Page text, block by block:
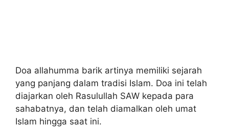
Doa allahumma barik artinya memiliki sejarah
yang panjang dalam tradisi Islam. Doa ini telah
diajarkan oleh Rasulullah SAW kepada para
sahabatnya, dan telah diamalkan oleh umat
Islam hingga saat ini.